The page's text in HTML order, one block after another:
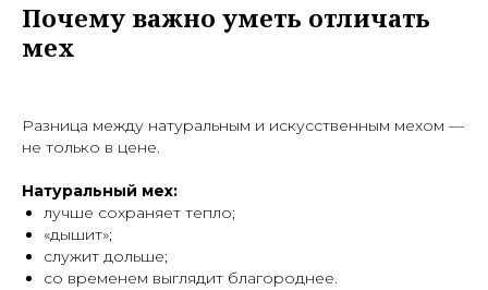
Почему важно уметь отличать
мех
Разница между натуральным и искусственным мехом —
не только в цене.
Натуральный мех:
лучше сохраняет тепло;
«дышит»;
служит дольше;
со временем выглядит благороднее.